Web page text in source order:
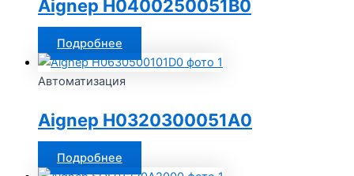
Aignep H0400250051B0
Подробнее
Автоматизация
Aignep H0320300051A0
Подробнее